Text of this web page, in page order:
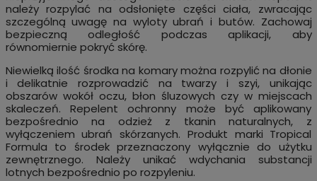
należy rozpylać na odsłonięte części ciała, zwracając
szczególną uwagę na wyloty ubrań i butów. Zachowaj
bezpieczną odległość podczas aplikacji, aby
równomiernie pokryć skórę.
Niewielką ilość środka na komary można rozpylić na dłonie
i delikatnie rozprowadzić na twarzy i szyi, unikając
obszarów wokół oczu, błon śluzowych czy w miejscach
skaleczeń. Repelent ochronny może być aplikowany
bezpośrednio na odzież z tkanin naturalnych, z
wyłączeniem ubrań skórzanych. Produkt marki Tropical
Formula to środek przeznaczony wyłącznie do użytku
zewnętrznego. Należy unikać wdychania substancji
lotnych bezpośrednio po rozpyleniu.